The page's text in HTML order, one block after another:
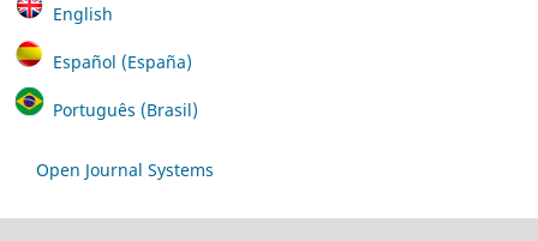
English
Español (España)
Português (Brasil)
Open Journal Systems